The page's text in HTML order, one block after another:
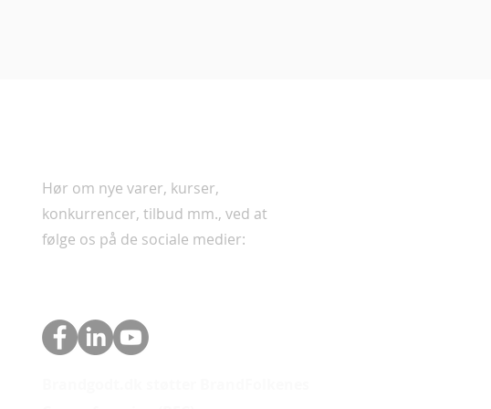
Hør om nye varer, kurser,
konkurrencer, tilbud mm., ved at
følge os på de sociale medier: